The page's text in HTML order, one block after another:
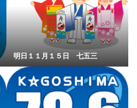
明日１１月１５日 七五三